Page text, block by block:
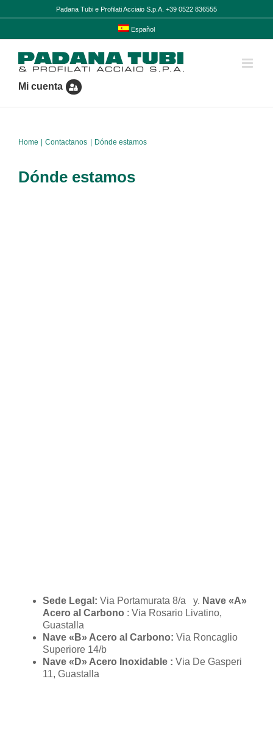
to
Padana Tubi e Profilati Acciaio S.p.A. +39 0522 836555
Español
Mi cuenta
Home Contactanos Dónde estamos
Dónde estamos
Sede Legal: Via Portamurata 8/a y. Nave «A»
Acero al Carbono : Via Rosario Livatino,
Guastalla
Nave «B» Acero al Carbono: Via Roncaglio
Superiore 14/b
Nave «D» Acero Inoxidable : Via De Gasperi
11, Guastalla